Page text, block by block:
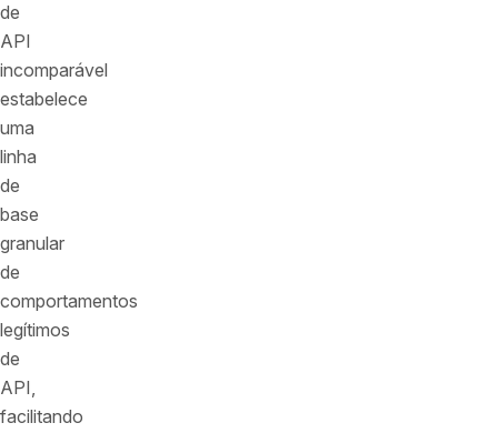
de
API
incomparável
estabelece
uma
linha
de
base
granular
de
comportamentos
legítimos
de
API,
facilitando